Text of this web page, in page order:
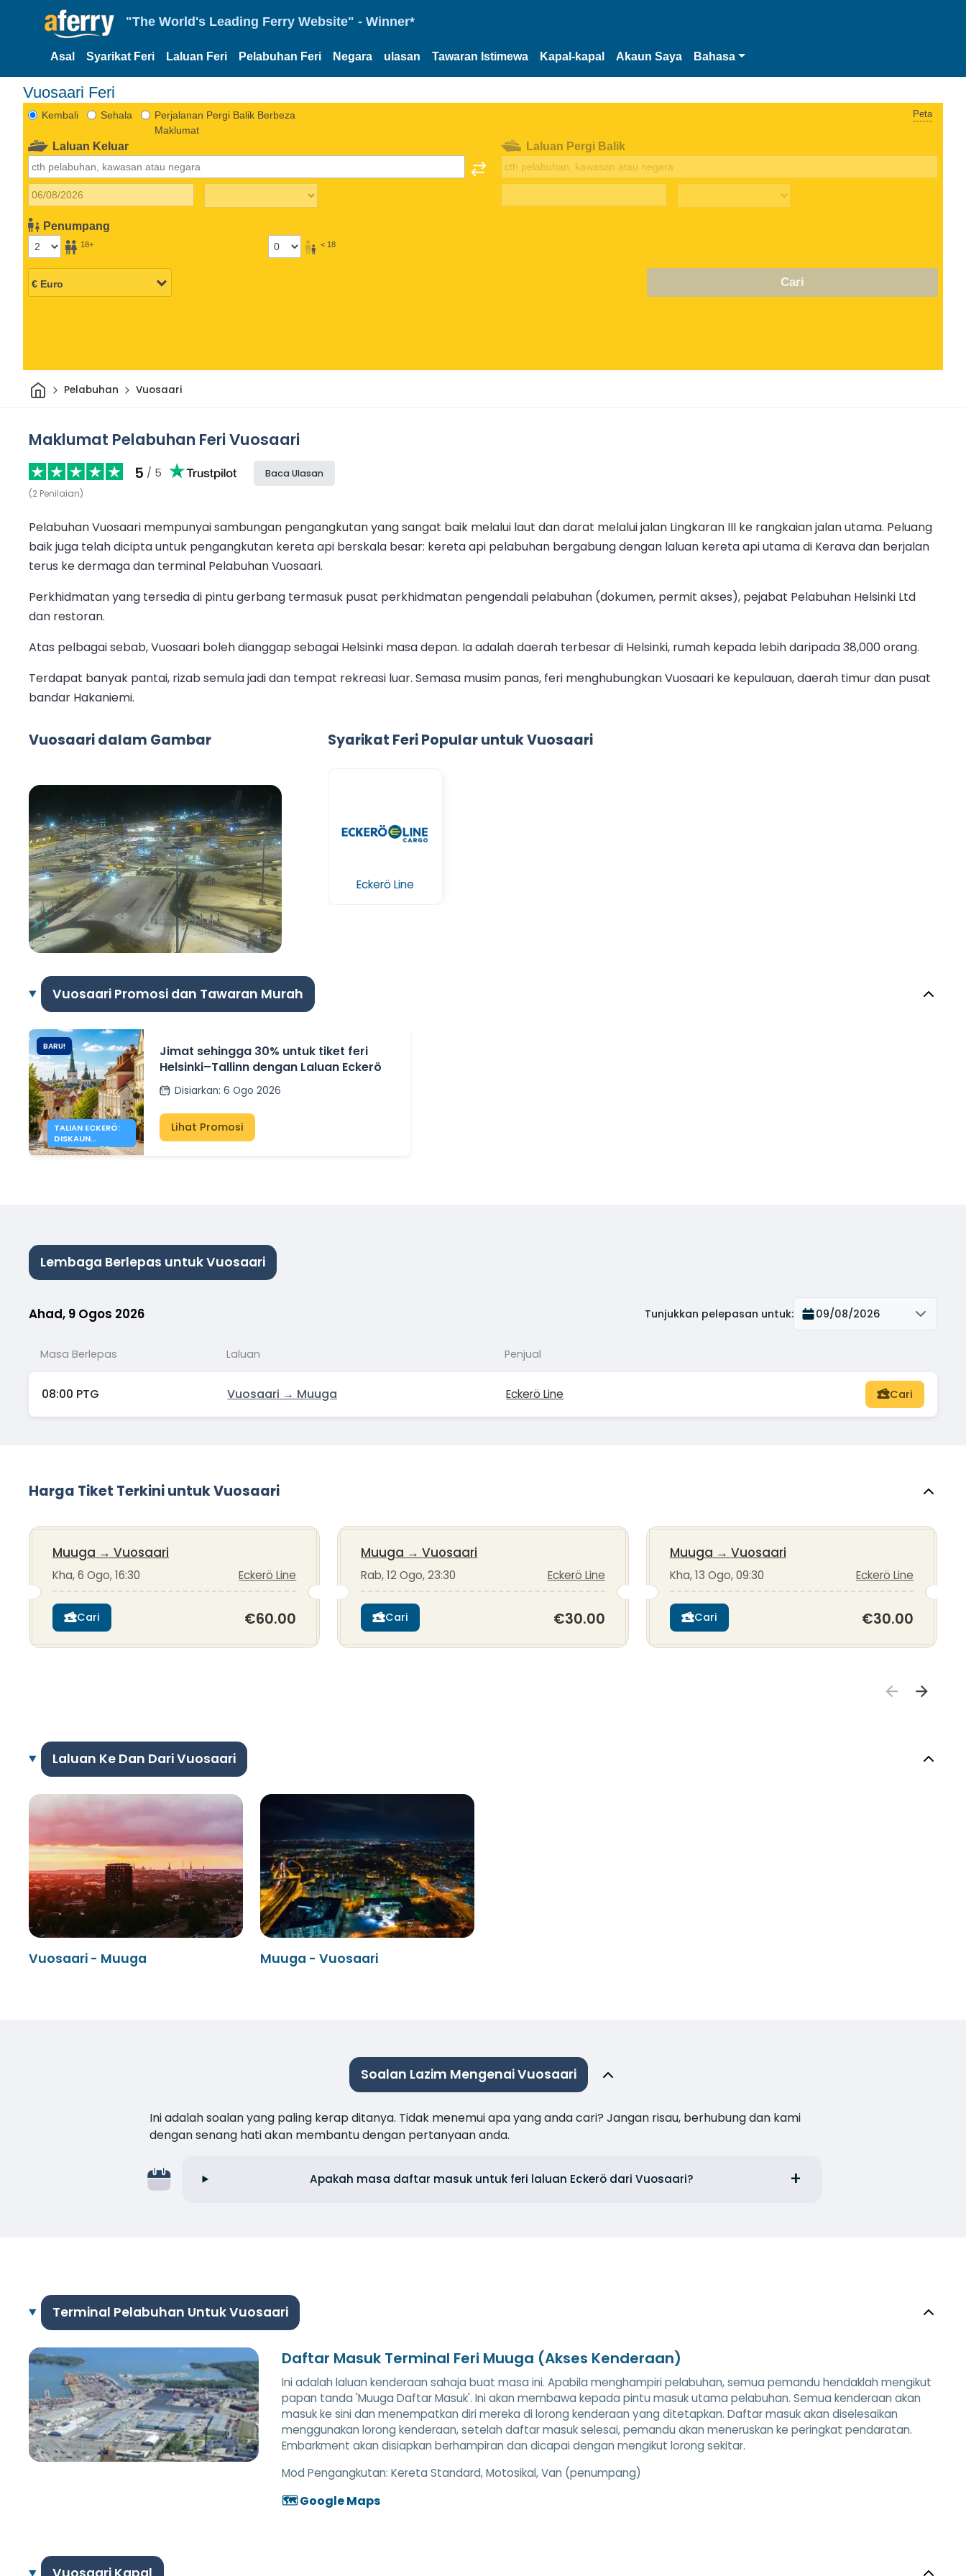
"The World's Leading Ferry Website" - Winner*
Asal Syarikat Feri Laluan Feri Pelabuhan Feri Negara ulasan Tawaran Istimewa Kapal-kapal Akaun Saya Bahasa
Vuosaari Feri
Kembali Sehala
Perjalanan Pergi Balik Berbeza
Maklumat
Peta
Laluan Keluar
Penumpang
18+ < 18
Laluan Pergi Balik
Cari
Rumah
Pelabuhan Vuosaari
Maklumat Pelabuhan Feri Vuosaari
5 / 5
(2 Penilaian)
Baca Ulasan
Pelabuhan Vuosaari mempunyai sambungan pengangkutan yang sangat baik melalui laut dan darat melalui jalan Lingkaran III ke rangkaian jalan utama. Peluang
baik juga telah dicipta untuk pengangkutan kereta api berskala besar: kereta api pelabuhan bergabung dengan laluan kereta api utama di Kerava dan berjalan
terus ke dermaga dan terminal Pelabuhan Vuosaari.
Perkhidmatan yang tersedia di pintu gerbang termasuk pusat perkhidmatan pengendali pelabuhan (dokumen, permit akses), pejabat Pelabuhan Helsinki Ltd
dan restoran.
Atas pelbagai sebab, Vuosaari boleh dianggap sebagai Helsinki masa depan. Ia adalah daerah terbesar di Helsinki, rumah kepada lebih daripada 38,000 orang.
Terdapat banyak pantai, rizab semula jadi dan tempat rekreasi luar. Semasa musim panas, feri menghubungkan Vuosaari ke kepulauan, daerah timur dan pusat
bandar Hakaniemi.
Vuosaari dalam Gambar Syarikat Feri Popular untuk Vuosaari
Eckerö Line
Vuosaari Promosi dan Tawaran Murah
BARU!
TALIAN ECKERÖ:
DISKAUN
SEHINGGA 30%
Jimat sehingga 30% untuk tiket feri
Helsinki–Tallinn dengan Laluan Eckerö
Disiarkan: 6 Ogo 2026
Lihat Promosi
Lembaga Berlepas untuk Vuosaari
Ahad, 9 Ogos 2026 Tunjukkan pelepasan untuk: 09/08/2026
Masa Berlepas Laluan Penjual
08:00 PTG Vuosaari → Muuga Eckerö Line Cari
Harga Tiket Terkini untuk Vuosaari
Muuga → Vuosaari
Kha, 6 Ogo, 16:30 Eckerö Line
Cari €60.00
Muuga →Vuosaari
Rab, 12 Ogo, 23:30 Eckerö Line
Cari €30.00
Muuga → Vuosaari
Kha, 13 Ogo, 09:30 Eckerö Line
Cari €30.00
Laluan Ke Dan Dari Vuosaari
Vuosaari - Muuga Muuga - Vuosaari
Soalan Lazim Mengenai Vuosaari
Ini adalah soalan yang paling kerap ditanya. Tidak menemui apa yang anda cari? Jangan risau, berhubung dan kami
dengan senang hati akan membantu dengan pertanyaan anda.
Apakah masa daftar masuk untuk feri laluan Eckerö dari Vuosaari?
Terminal Pelabuhan Untuk Vuosaari
Daftar Masuk Terminal Feri Muuga (Akses Kenderaan)
Ini adalah laluan kenderaan sahaja buat masa ini. Apabila menghampiri pelabuhan, semua pemandu hendaklah mengikut
papan tanda 'Muuga Daftar Masuk'. Ini akan membawa kepada pintu masuk utama pelabuhan. Semua kenderaan akan
masuk ke sini dan menempatkan diri mereka di lorong kenderaan yang ditetapkan. Daftar masuk akan diselesaikan
menggunakan lorong kenderaan, setelah daftar masuk selesai, pemandu akan meneruskan ke peringkat pendaratan.
Embarkment akan disiapkan berhampiran dan dicapai dengan mengikut lorong sekitar.
Mod Pengangkutan: Kereta Standard, Motosikal, Van (penumpang)
🗺️ Google Maps